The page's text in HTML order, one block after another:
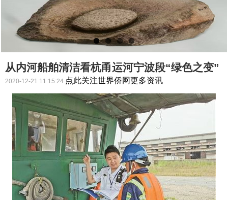
从内河船舶清洁看杭甬运河宁波段“绿色之变”
2020-12-21 11:15:24 点此关注世界侨网更多资讯